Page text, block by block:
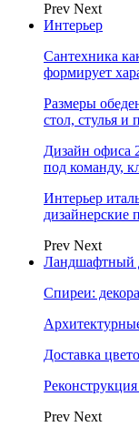
Prev Next
Интерьер
Сантехника
формирует
Размеры
стол, стулья и
Дизайн офиса
под команду,
Интерьер
Prev Next
Ландшафтный
Спиреи:
Доставка
Реконструкция
Prev Next